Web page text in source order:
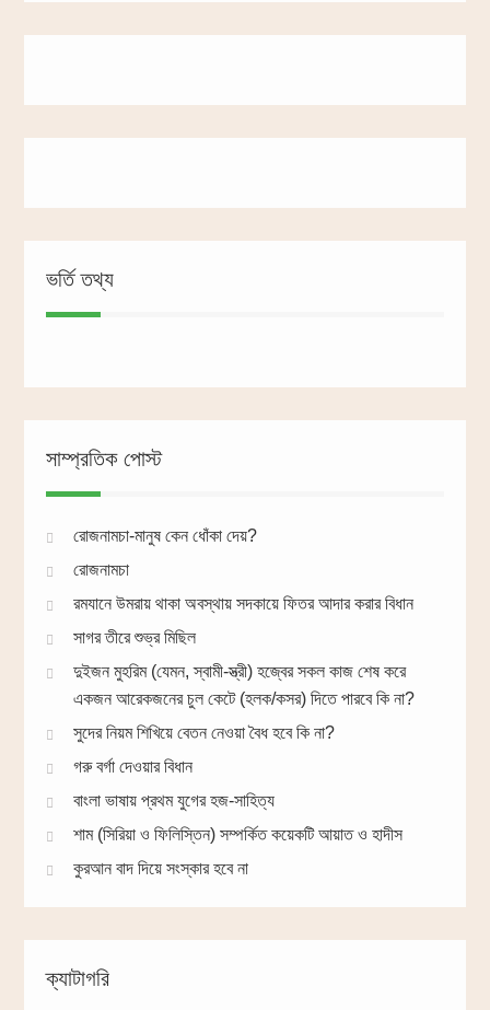
ভর্তি তথ্য
সাম্প্রতিক পোস্ট
রোজনামচা-মানুষ কেন ধোঁকা দেয়?
রোজনামচা
রমযানে উমরায় থাকা অবস্থায় সদকায়ে ফিতর আদার করার বিধান
সাগর তীরে শুভ্র মিছিল
দুইজন মুহরিম (যেমন, স্বামী-স্ত্রী) হজ্বের সকল কাজ শেষ করে
একজন আরেকজনের চুল কেটে (হলক/কসর) দিতে পারবে কি না?
সুদের নিয়ম শিখিয়ে বেতন নেওয়া বৈধ হবে কি না?
গরু বর্গা দেওয়ার বিধান
বাংলা ভাষায় প্রথম যুগের হজ-সাহিত্য
শাম (সিরিয়া ও ফিলিস্তিন) সম্পর্কিত কয়েকটি আয়াত ও হাদীস
কুরআন বাদ দিয়ে সংস্কার হবে না
ক্যাটাগরি